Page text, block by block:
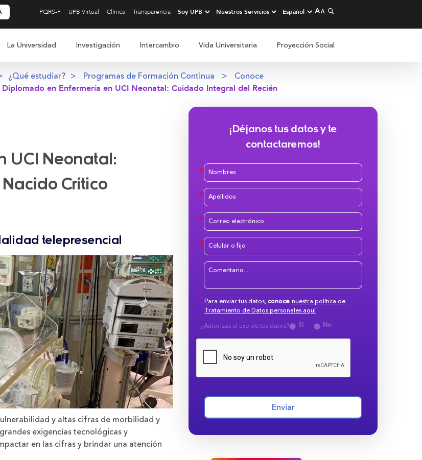
PQRS-F UPB Virtual Clínica Transparencia
La Universidad Investigación Intercambio Vida Universitaria Proyección Social
¿Qué estudiar? Programas de Formación Continua
Conoce
Diplomado en Enfermería en UCI Neonatal: Cuidado Integral del Recién
UCI Neonatal:
Crítico
telepresencial
y altas cifras de morbilidad y
exigencias tecnológicas y
en las cifras y brindar una atención
¡Déjanos tus datos y te
contactaremos!
Para enviar tus datos,conoce nuestra política de
Tratamiento de Datos personales aquí
¿Autorizas el uso de tus datos?
Sí No
Enviar